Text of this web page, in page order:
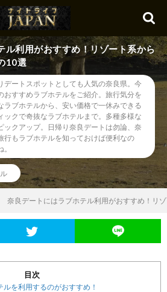
ル利用がおすすめ！リゾート系から
10選
デートスポットとしても人気の奈良県。今
おすすめラブホテルをご紹介。旅行気分を
ラブホテルから、安い価格で一休みできる
ックで奇抜なラブホテルまで。多種多様な
ックアップ。日帰り奈良デートは勿論、奈
行もラブホテルを知っておけば便利なの
奈良デートにはラブホテル利用がおすすめ！リ
目次
を利用するのがおすすめ！